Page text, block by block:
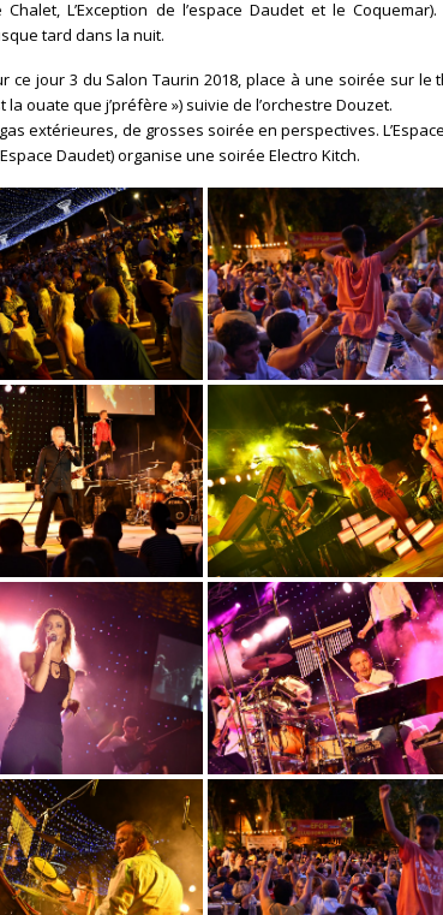
Chalet, L’Exception de l’espace Daudet et le
tard dans la nuit.
ce jour 3 du Salon Taurin 2018, place à une soirée sur
la ouate que j’préfère ») suivie de l’orchestre Douzet.
extérieures, de grosses soirée en perspectives.
Daudet) organise une soirée Electro Kitch.